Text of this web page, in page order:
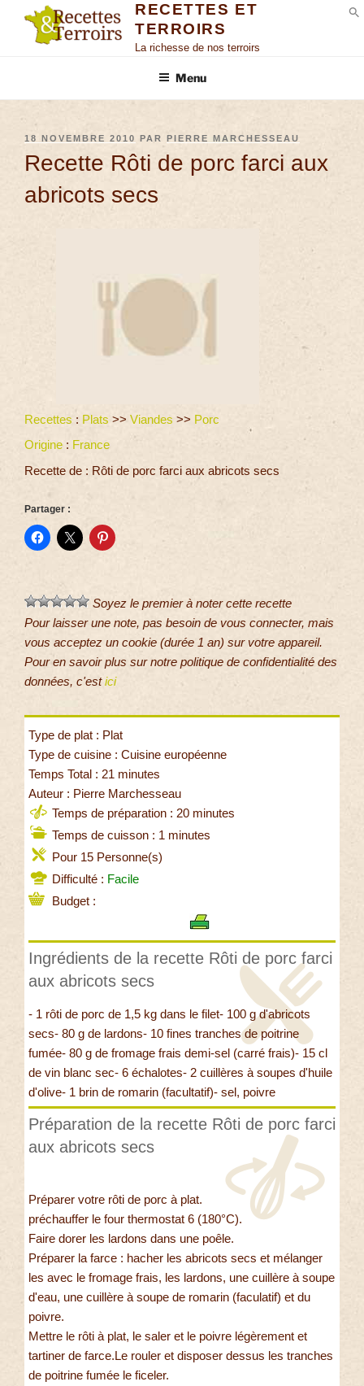
RECETTES ET
TERROIRS
La richesse de nos terroirs
Menu
18 NOVEMBRE 2010 PAR PIERRE MARCHESSEAU
Recette Rôti de porc farci aux
abricots secs
Recettes : Plats >> Viandes >> Porc
Origine : France
Recette de : Rôti de porc farci aux abricots secs
Partager :
Soyez le premier à noter cette recette
Pour laisser une note, pas besoin de vous connecter, mais
vous acceptez un cookie (durée 1 an) sur votre appareil.
Pour en savoir plus sur notre politique de confidentialité des
données, c'estici
Type de plat : Plat
Type de cuisine : Cuisine européenne
Temps Total : 21 minutes
Auteur : Pierre Marchesseau
Temps de préparation : 20 minutes
Temps de cuisson : 1 minutes
Pour 15 Personne(s)
Difficulté : Facile
Budget :
Ingrédients de la recette Rôti de porc farci
aux abricots secs
- 1 rôti de porc de 1,5 kg dans le filet- 100 g d'abricots
secs- 80 g de lardons- 10 fines tranches de poitrine
fumée- 80 g de fromage frais demi-sel (carré frais)- 15 cl
de vin blanc sec- 6 échalotes- 2 cuillères à soupes d'huile
d'olive- 1 brin de romarin (facultatif)- sel, poivre
Préparation de la recette Rôti de porc farci
aux abricots secs
Préparer votre rôti de porc à plat.
préchauffer le four thermostat 6 (180°C).
Faire dorer les lardons dans une poêle.
Préparer la farce : hacher les abricots secs et mélanger
les avec le fromage frais, les lardons, une cuillère à soupe
d'eau, une cuillère à soupe de romarin (faculatif) et du
poivre.
Mettre le rôti à plat, le saler et le poivre légèrement et
tartiner de farce.Le rouler et disposer dessus les tranches
de poitrine fumée le ficeler.